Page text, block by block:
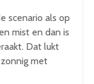
scenario als op
mist en dan is
Dat lukt
met